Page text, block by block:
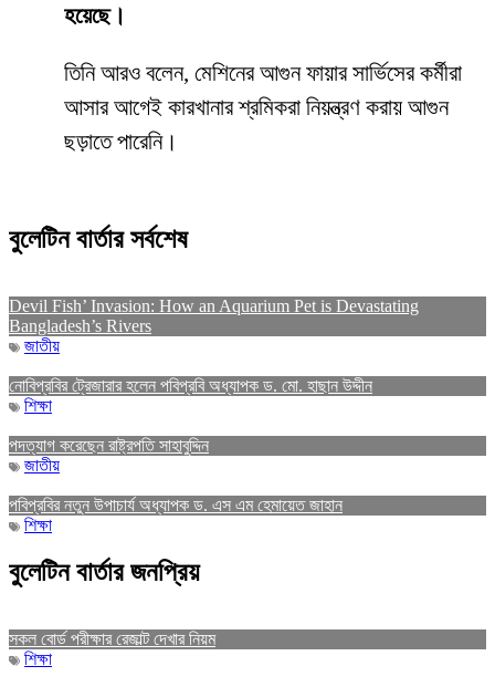
হয়েছে।
তিনি আরও বলেন, মেশিনের আগুন ফায়ার সার্ভিসের কর্মীরা
আসার আগেই কারখানার শ্রমিকরা নিয়ন্ত্রণ করায় আগুন
ছড়াতে পারেনি।
বুলেটিন বার্তার সর্বশেষ
Devil Fish’ Invasion: How an Aquarium Pet is Devastating
Bangladesh’s Rivers
জাতীয়
নোবিপ্রবির ট্রেজারার হলেন পবিপ্রবি অধ্যাপক ড. মো. হাছান উদ্দীন
শিক্ষা
পদত্যাগ করেছেন রাষ্ট্রপতি সাহাবুদ্দিন
জাতীয়
পবিপ্রবির নতুন উপাচার্য অধ্যাপক ড. এস এম হেমায়েত জাহান
শিক্ষা
বুলেটিন বার্তার জনপ্রিয়
সকল বোর্ড পরীক্ষার রেজাল্ট দেখার নিয়ম
শিক্ষা